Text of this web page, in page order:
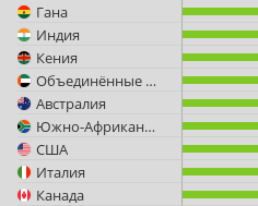
Гана
Индия
Кения
Объединённые Арабские Эмираты
Австралия
Южно-Африканская Республика
США
Италия
Канада